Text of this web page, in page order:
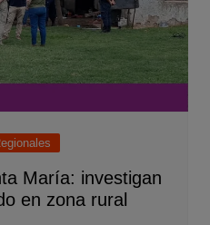
María: investigan
en zona rural